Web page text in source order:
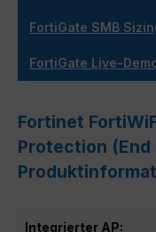
FortiGate SMB
FortiGate Live-
Fortinet
Protection
Integrierter AP: